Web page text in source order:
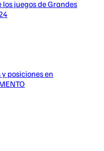
los juegos de Grandes
posiciones en